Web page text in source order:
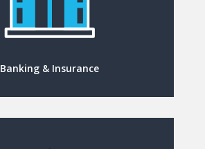
Banking & Insurance